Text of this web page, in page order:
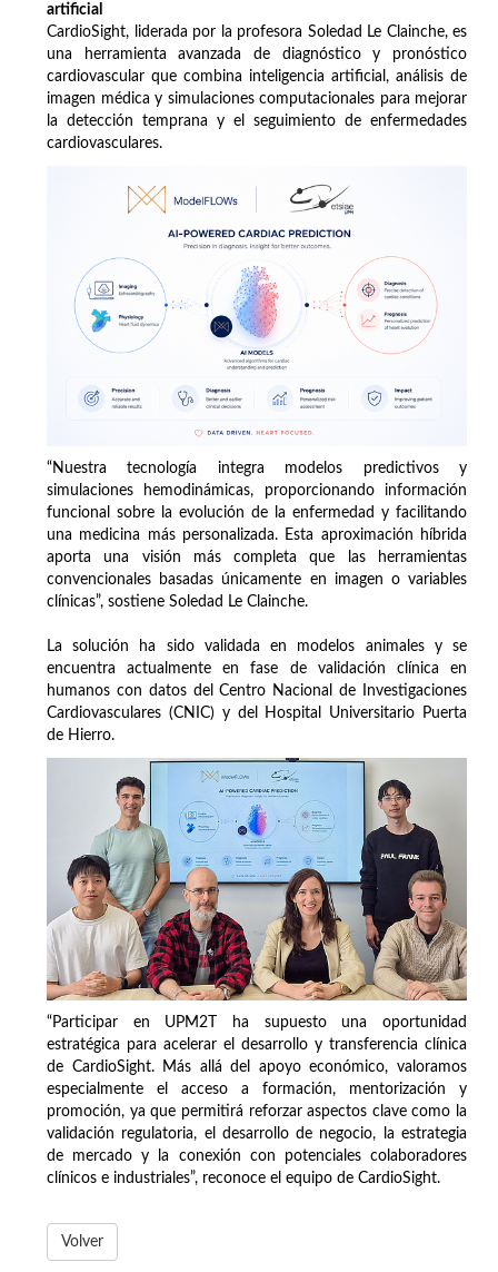
artificial
CardioSight, liderada por la profesora Soledad Le Clainche, es
una herramienta avanzada de diagnóstico y pronóstico
cardiovascular que combina inteligencia artificial, análisis de
imagen médica y simulaciones computacionales para mejorar
la detección temprana y el seguimiento de enfermedades
cardiovasculares.
“Nuestra tecnología integra modelos predictivos y
simulaciones hemodinámicas, proporcionando información
funcional sobre la evolución de la enfermedad y facilitando
una medicina más personalizada. Esta aproximación híbrida
aporta una visión más completa que las herramientas
convencionales basadas únicamente en imagen o variables
clínicas”, sostiene Soledad Le Clainche.
La solución ha sido validada en modelos animales y se
encuentra actualmente en fase de validación clínica en
humanos con datos del Centro Nacional de Investigaciones
Cardiovasculares (CNIC) y del Hospital Universitario Puerta
de Hierro.
“Participar en UPM2T ha supuesto una oportunidad
estratégica para acelerar el desarrollo y transferencia clínica
de CardioSight. Más allá del apoyo económico, valoramos
especialmente el acceso a formación, mentorización y
promoción, ya que permitirá reforzar aspectos clave como la
validación regulatoria, el desarrollo de negocio, la estrategia
de mercado y la conexión con potenciales colaboradores
clínicos e industriales”, reconoce el equipo de CardioSight.
Volver